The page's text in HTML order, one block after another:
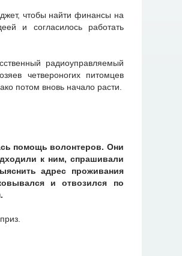
чтобы найти финансы на
и согласилось работать
радиоуправляемый
четвероногих питомцев
потом вновь начало расти.
помощь волонтеров. Они
к ним, спрашивали
адрес проживания
и отвозился по